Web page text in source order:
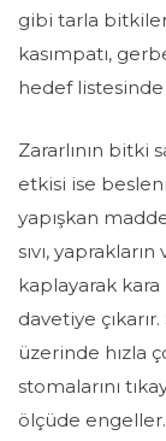
gibi tarla
kasımpatı,
hedef listesinde
Zararlının bitki
etkisi ise
yapışkan
sıvı,
kaplayarak
davetiye
üzerinde hızla
stomalarını
ölçüde